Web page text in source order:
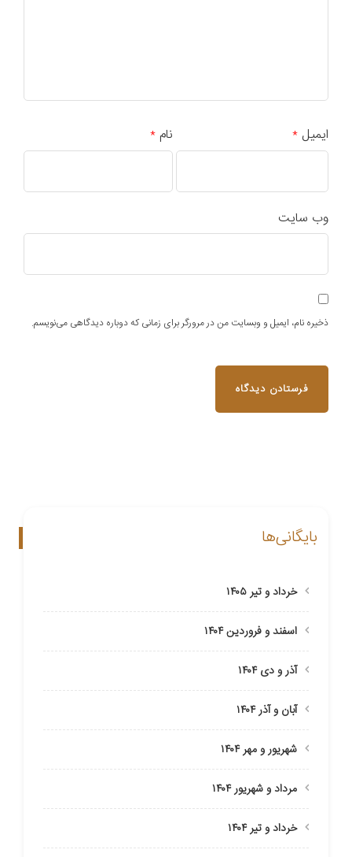
نام * ایمیل*
وب‌ سایت
ذخیره نام، ایمیل و وبسایت من در مرورگر برای زمانی که دوباره دیدگاهی می‌نویسم.
بایگانی‌ها
خرداد و تیر ۱۴۰۵
اسفند و فروردین ۱۴۰۴
آذر و دی ۱۴۰۴
آبان و آذر ۱۴۰۴
شهریور و مهر ۱۴۰۴
مرداد و شهریور ۱۴۰۴
خرداد و تیر ۱۴۰۴